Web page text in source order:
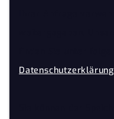
Datenschutzerklärung